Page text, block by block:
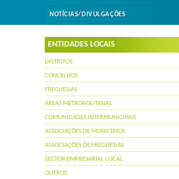
NOTÍCIAS/DIVULGAÇÕES
ENTIDADES LOCAIS
DISTRITOS
CONCELHOS
FREGUESIAS
ÁREAS METROPOLITANAS
COMUNIDADES INTERMUNICIPAIS
ASSOCIAÇÕES DE MUNICÍPIOS
ASSOCIAÇÕES DE FREGUESIAS
SECTOR EMPRESARIAL LOCAL
OUTROS